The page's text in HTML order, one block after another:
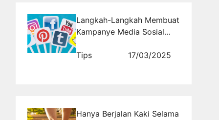
Langkah-Langkah Membuat
Kampanye Media Sosial
Konsisten
Tips 17/03/2025
Hanya Berjalan Kaki Selama